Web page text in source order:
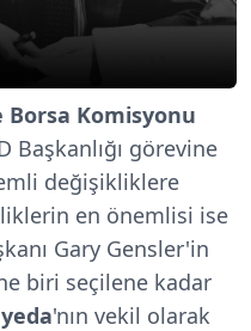
Borsa Komisyonu
Başkanlığı görevine
değişikliklere
en önemlisi ise
Gary Gensler'in
biri seçilene kadar
'nın vekil olarak